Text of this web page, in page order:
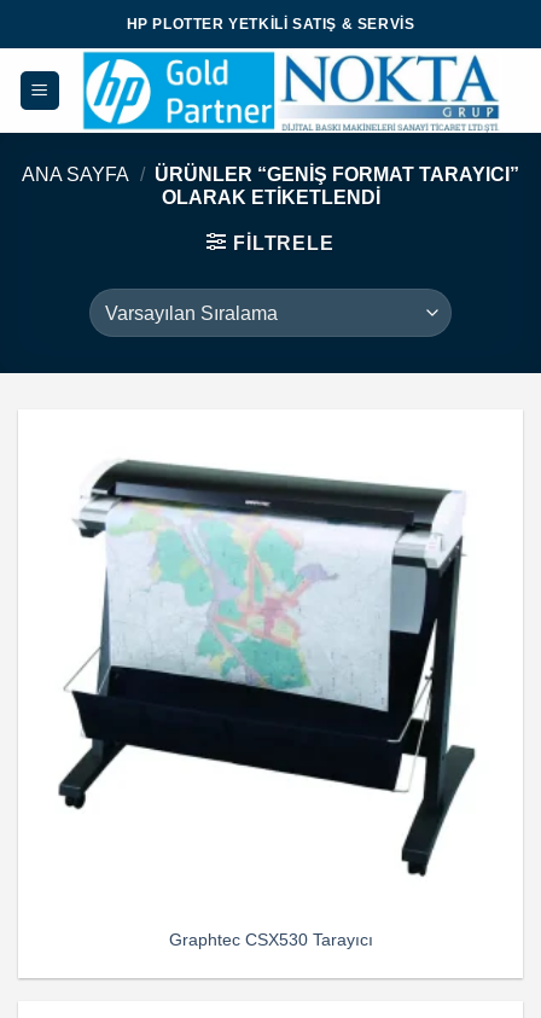
atla
HP PLOTTER YETKILI SATIŞ & SERVIS
ANA SAYFA / ÜRÜNLER “GENIŞ FORMAT TARAYICI”
OLARAK ETIKETLENDI
FILTRELE
Graphtec CSX530 Tarayıcı